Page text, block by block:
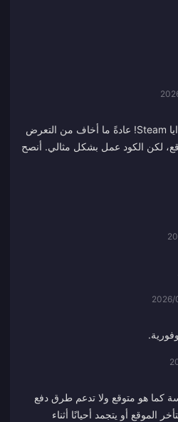
موثوق جداً لبطاقات هدايا Steam! عادةً ما أخاف من التعرض
لكن الكود عمل بشكل مثالي. أنصح
2026/
كما هو متوقع ولا تدعم طرق دفع
الموقع أو يتجمد أحيانًا أثناء